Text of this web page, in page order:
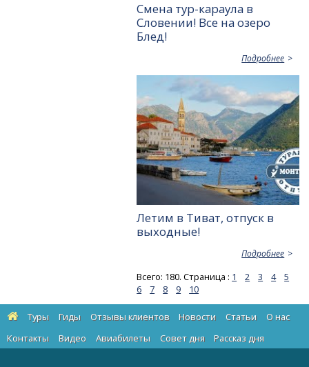
Смена тур-караула в
Словении! Все на озеро
Блед!
Подробнее
Летим в Тиват, отпуск в
выходные!
Подробнее
Всего: 180. Страница : 1 2 3 4
5
6
7 8 9 10
Туры Гиды Отзывы клиентов Новости Статьи
О нас
Контакты
Видео Авиабилеты Cовет дня Рассказ дня